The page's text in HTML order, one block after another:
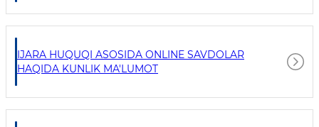
IJARA HUQUQI ASOSIDA ONLINE SAVDOLAR
HAQIDA KUNLIK MA'LUMOT